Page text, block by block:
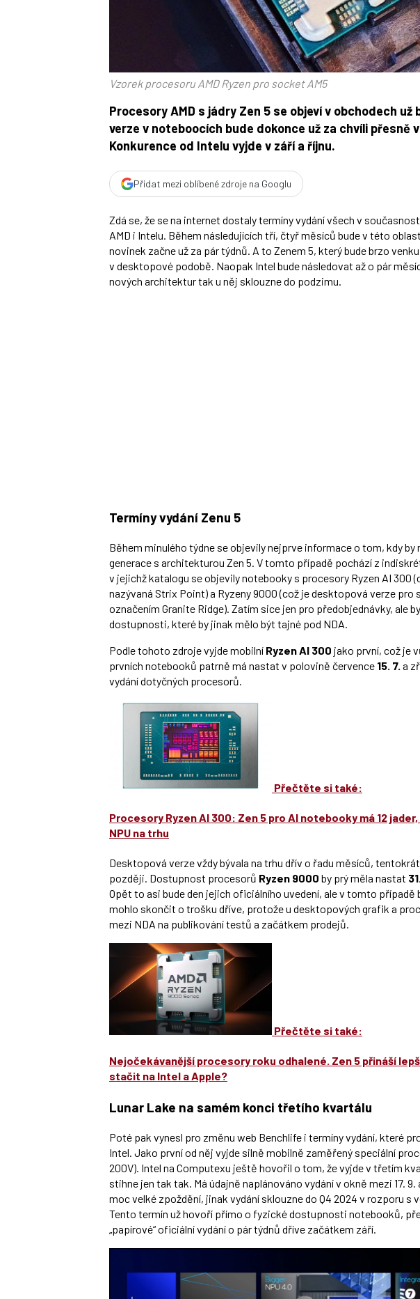
Vzorek procesoru AMD Ryzen pro socket AM5
Procesory AMD s jádry Zen 5 se objeví v obchodech už
verze v noteboocích bude dokonce už za chvíli přesně
Konkurence od Intelu vyjde v září a říjnu.
Přidat mezi oblíbené zdroje na Googlu
Zdá se, že se na internet dostaly termíny vydání všech v
AMD i Intelu. Během následujících tří, čtyř měsíců bude v této
novinek začne už za pár týdnů. A to Zenem 5, který bude brzo
v desktopové podobě. Naopak Intel bude následovat až o pár
nových architektur tak u něj sklouzne do podzimu.
Termíny vydání Zenu 5
Během minulého týdne se objevily nejprve informace o tom, kdy
generace s architekturou Zen 5. V tomto případě pochází z
v jejichž katalogu se objevily notebooky s procesory Ryzen AI 300
nazývaná Strix Point) a Ryzeny 9000 (což je desktopová verze pro
označením Granite Ridge). Zatím sice jen pro předobjednávky, ale
dostupnosti, které by jinak mělo být tajné pod NDA.
Podle tohoto zdroje vyjde mobilní Ryzen AI 300 jako první, což je
prvních notebooků patrně má nastat v polovině července 15. 7. a
vydání dotyčných procesorů.
Přečtěte si také:
Procesory Ryzen AI 300: Zen 5 pro AI notebooky má 12
NPU na trhu
Desktopová verze vždy bývala na trhu dřív o řadu měsíců,
později. Dostupnost procesorů Ryzen 9000 by prý měla nastat
Opět to asi bude den jejich oficiálního uvedení, ale v tomto případě
mohlo skončit o trošku dříve, protože u desktopových grafik a
mezi NDA na publikování testů a začátkem prodejů.
Přečtěte si také:
Nejočekávanější procesory roku odhalené. Zen 5 přináší
stačit na Intel a Apple?
Lunar Lake na samém konci třetího kvartálu
Poté pak vynesl pro změnu web Benchlife i termíny vydání, které
Intel. Jako první od něj vyjde silně mobilně zaměřený speciální
200V). Intel na Computexu ještě hovořil o tom, že vyjde v třetím
stihne jen tak tak. Má údajně naplánováno vydání v okně mezi 17.
moc velké zpoždění, jinak vydání sklouzne do Q4 2024 v rozporu s
Tento termín už hovoří přímo o fyzické dostupnosti notebooků,
„papírové“ oficiální vydání o pár týdnů dříve začátkem září.